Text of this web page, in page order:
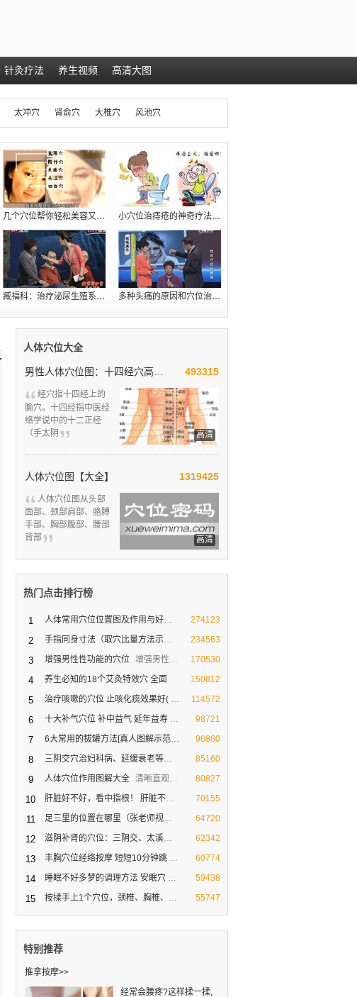
针灸疗法 养生视频 高清大图
太冲穴 肾俞穴 大椎穴 风池穴
几个穴位帮你轻松美容又减肥（瘦肚腩） 小穴位治痔疮的神奇疗法【十人九痔，先收
臧福科：治疗泌尿生殖系统疾病的五大穴位 多种头痛的原因和穴位治疗方法
人体穴位大全
493315
高清
经穴指十四经上的
腧穴。十四经指中医经
络学说中的十二正经
（手太阴
人体穴位图【大全】 1319425
高清
人体穴位图从头部
面部、颈部肩部、胳膊
手部、胸部腹部、腰部
背部
热门点击排行榜
1 人体常用穴位位置图及作用与好处 人体十大要穴图解
274123
2 手指同身寸法（取穴比量方法示范图 同身寸定位法（取穴比量方法示范图）
234563
3 增强男性性功能的穴位 增强男性性功能的穴位 170530
4 养生必知的18个艾灸特效穴 全面 150812
5 治疗咳嗽的穴位 止咳化痰效果好( 治疗咳嗽的穴位 止咳化痰效果非常好(视频图解)
114572
6 十大补气穴位 补中益气 延年益寿 人体十大补气穴位
98721
7 6大常用的拔罐方法[真人图解示范真人图解示 常见的范拔罐方法
96860
8 三阴交穴治妇科病、延缓衰老等作 三阴交穴治妇科病、延缓衰老等作用（视频图
85160
9 人体穴位作用图解大全 清晰直观的人体穴位作用【图解大全】 80827
10 肝脏好不好，看中指根！ 肝脏不好的 肝脏好不好，看中指根！ 肝脏不好的症状
70155
11 足三里的位置在哪里（张老师视频图 揉按足三里穴滋补养胃 促食欲(张老师视频图
64720
12 滋阴补肾的穴位：三阴交、太溪、照 人体神秘的三角区 滋阴补肾的穴位
62342
13 丰胸穴位经络按摩 短短10分钟跳 神奇的经络丰胸穴位按摩[视频]
60774
14 睡眠不好多梦的调理方法 安眠穴 睡眠不好多梦的调理方法 安眠穴助睡眠
59438
15 按揉手上1个穴位，颈椎、胸椎、腰 按揉手上1个穴位，颈椎、胸椎、腰椎就不疼
55747
特别推荐
推拿按摩>>
经常会腰疼?这样揉一揉,